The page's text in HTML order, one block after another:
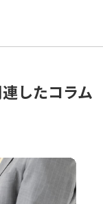
したコラム